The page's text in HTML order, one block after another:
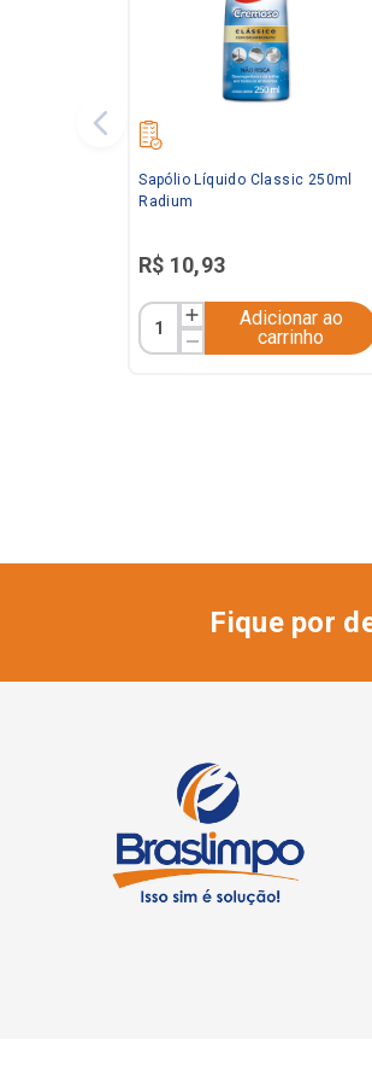
Sapólio Líquido Classic 250ml
Radium
R$ 10,93
Adicionar ao
carrinho
Fique por